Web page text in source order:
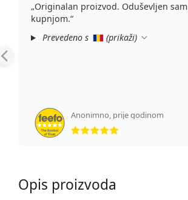
Originalan proizvod. Oduševljen sam
kupnjom.
Prevedeno s
(prikaži)
Anonimno, prije godinom
ocjena 5 od 5
Opis proizvoda